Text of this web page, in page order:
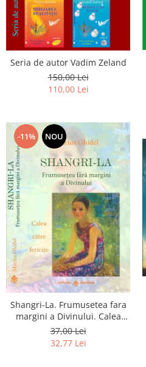
Seria de autor Vadim Zeland
150,00 Lei
110,00 Lei
-11% NOU
Shangri-La. Frumusetea fara
margini a Divinului. Calea
catre fericire
37,00 Lei
32,77 Lei